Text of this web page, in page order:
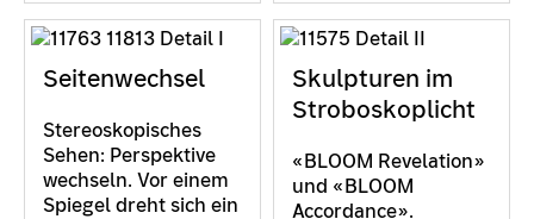
Seitenwechsel
Stereoskopisches
Sehen: Perspektive
wechseln. Vor einem
Spiegel dreht sich ein
Skulpturen im
Stroboskoplicht
«BLOOM Revelation»
und «BLOOM
Accordance».